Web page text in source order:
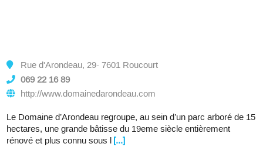
Rue d'Arondeau, 29- 7601 Roucourt
069 22 16 89
http://www.domainedarondeau.com
Le Domaine d’Arondeau regroupe, au sein d’un parc arboré de 15
hectares, une grande bâtisse du 19eme siècle entièrement
rénové et plus connu sous l [...]